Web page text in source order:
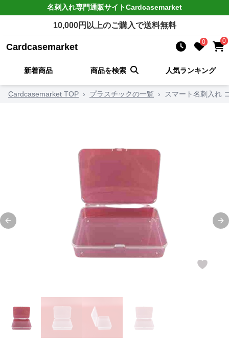
名刺入れ専門通販サイトCardcasemarket
10,000円以上のご購入で送料無料
Cardcasemarket 0 0
新着商品 商品を検索 人気ランキング
Cardcasemarket TOP › プラスチックの一覧 › スマート名刺入れ
Previous slide